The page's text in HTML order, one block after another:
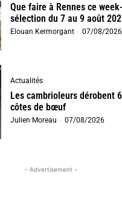
Que faire à Rennes ce
sélection du 7 au 9 août
Elouan Kermorgant - 07/08/2026
Actualités
Les cambrioleurs dérobent
côtes de bœuf
Julien Moreau - 07/08/2026
- Advertisement -